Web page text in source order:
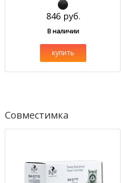
846 руб.
В наличии
купить
Совместимка